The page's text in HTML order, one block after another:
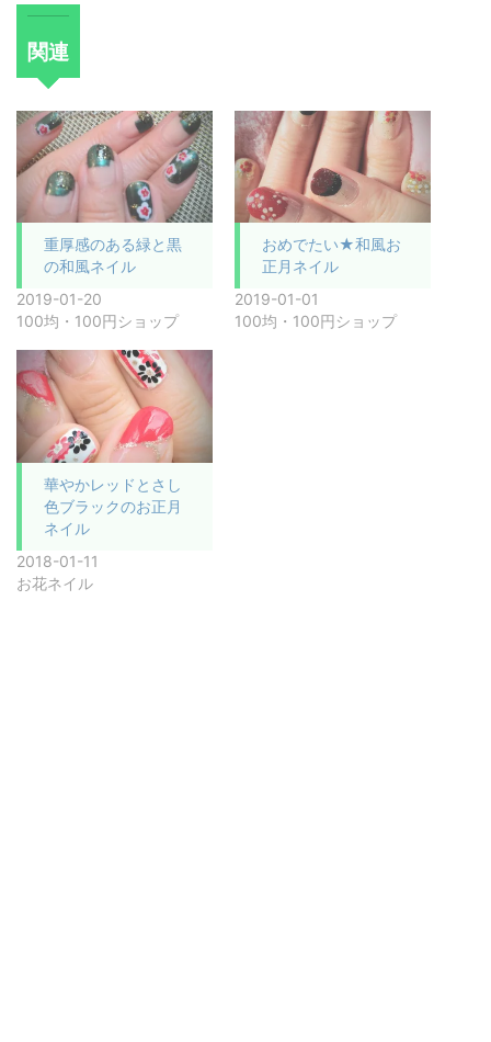
関連
重厚感のある緑と黒
の和風ネイル
2019-01-20
100均・100円ショップ
おめでたい★和風お
正月ネイル
2019-01-01
100均・100円ショップ
華やかレッドとさし
色ブラックのお正月
ネイル
2018-01-11
お花ネイル